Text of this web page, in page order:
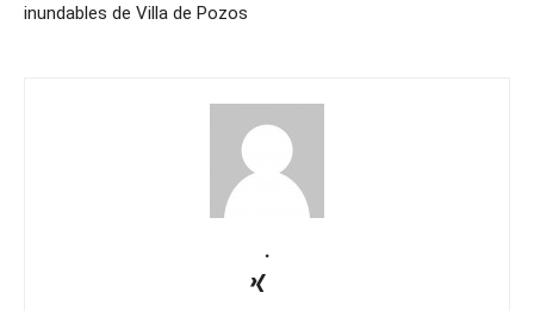
inundables de Villa de Pozos
.